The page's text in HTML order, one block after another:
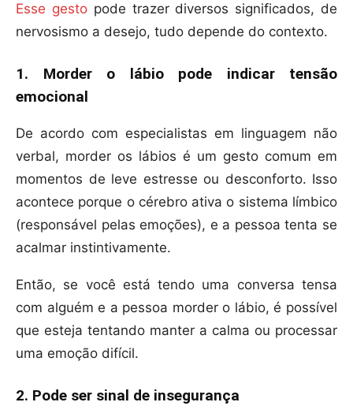
Esse gestopode trazer diversos significados, de
nervosismo a desejo, tudo depende do contexto.
1. Morder o lábio pode indicar tensão
emocional
De acordo com especialistas em linguagem não
verbal, morder os lábios é um gesto comum em
momentos de leve estresse ou desconforto. Isso
acontece porque o cérebro ativa o sistema límbico
(responsável pelas emoções), e a pessoa tenta se
acalmar instintivamente.
Então, se você está tendo uma conversa tensa
com alguém e a pessoa morder o lábio, é possível
que esteja tentando manter a calma ou processar
uma emoção difícil.
2. Pode ser sinal de insegurança